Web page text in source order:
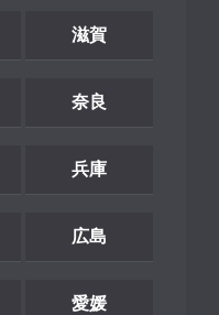
滋賀
奈良
兵庫
広島
愛媛